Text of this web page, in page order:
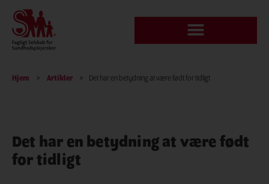
Hjem » Artikler » Det har en betydning at være født for tidligt
Det har en betydning at være født
for tidligt